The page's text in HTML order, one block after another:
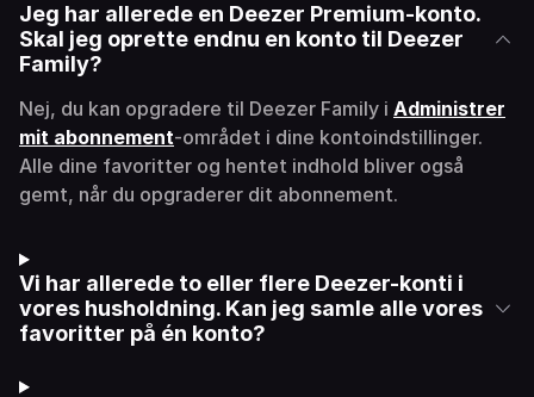
Jeg har allerede en Deezer Premium-konto.
Skal jeg oprette endnu en konto til Deezer
Family?
Nej, du kan opgradere til Deezer Family i Administrer
mit abonnement-området i dine kontoindstillinger.
Alle dine favoritter og hentet indhold bliver også
gemt, når du opgraderer dit abonnement.
Vi har allerede to eller flere Deezer-konti i
vores husholdning. Kan jeg samle alle vores
favoritter på én konto?